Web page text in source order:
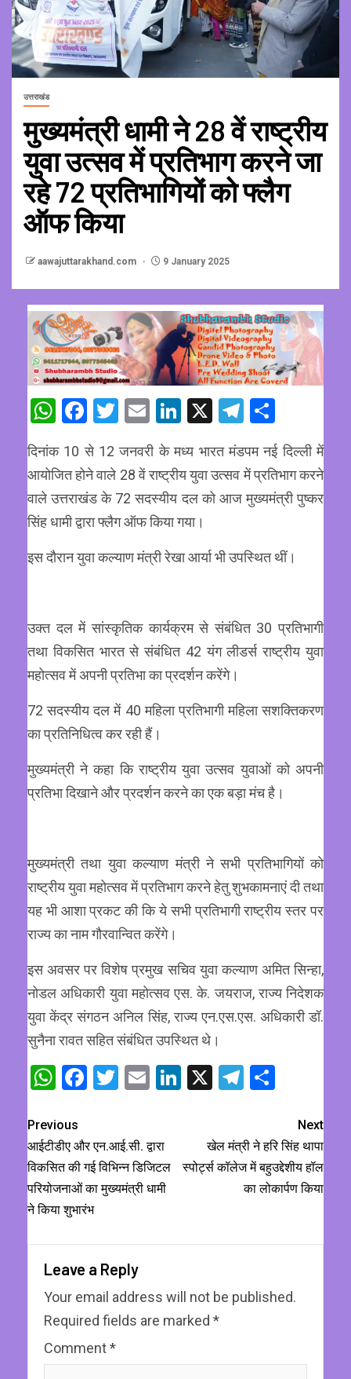
उत्तराखंड
मुख्यमंत्री धामी ने 28 वें राष्ट्रीय
युवा उत्सव में प्रतिभाग करने जा
रहे 72 प्रतिभागियों को फ्लैग
ऑफ किया
aawajuttarakhand.com 9 January 2025
WhatsApp
Facebook
Twitter
EmailLinkedIn
X Telegram
दिनांक 10 से 12 जनवरी के मध्य भारत मंडपम नई दिल्ली में
आयोजित होने वाले 28 वें राष्ट्रीय युवा उत्सव में प्रतिभाग करने
वाले उत्तराखंड के 72 सदस्यीय दल को आज मुख्यमंत्री पुष्कर
सिंह धामी द्वारा फ्लैग ऑफ किया गया।
इस दौरान युवा कल्याण मंत्री रेखा आर्या भी उपस्थित थीं।
उक्त दल में सांस्कृतिक कार्यक्रम से संबंधित 30 प्रतिभागी
तथा विकसित भारत से संबंधित 42 यंग लीडर्स राष्ट्रीय युवा
महोत्सव में अपनी प्रतिभा का प्रदर्शन करेंगे।
72 सदस्यीय दल में 40 महिला प्रतिभागी महिला सशक्तिकरण
का प्रतिनिधित्व कर रही हैं।
मुख्यमंत्री ने कहा कि राष्ट्रीय युवा उत्सव युवाओं को अपनी
प्रतिभा दिखाने और प्रदर्शन करने का एक बड़ा मंच है।
मुख्यमंत्री तथा युवा कल्याण मंत्री ने सभी प्रतिभागियों को
राष्ट्रीय युवा महोत्सव में प्रतिभाग करने हेतु शुभकामनाएं दी तथा
यह भी आशा प्रकट की कि ये सभी प्रतिभागी राष्ट्रीय स्तर पर
राज्य का नाम गौरवान्वित करेंगे।
इस अवसर पर विशेष प्रमुख सचिव युवा कल्याण अमित सिन्हा,
नोडल अधिकारी युवा महोत्सव एस. के. जयराज, राज्य निदेशक
युवा केंद्र संगठन अनिल सिंह, राज्य एन.एस.एस. अधिकारी डॉ.
सुनैना रावत सहित संबंधित उपस्थित थे।
WhatsApp
Facebook
Twitter
EmailLinkedIn
X Telegram
Previous
आईटीडीए और एन.आई.सी. द्वारा
विकसित की गई विभिन्न डिजिटल
परियोजनाओं का मुख्यमंत्री धामी
ने किया शुभारंभ
Next
खेल मंत्री ने हरि सिंह थापा
स्पोर्ट्स कॉलेज में बहुउद्देशीय हॉल
का लोकार्पण किया
Leave a Reply
Your email address will not be published.
Required fields are marked *
Comment*